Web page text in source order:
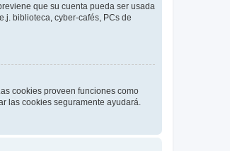
que su cuenta pueda ser usada
biblioteca, cyber-cafés, PCs de
cookies proveen funciones como
las cookies seguramente ayudará.